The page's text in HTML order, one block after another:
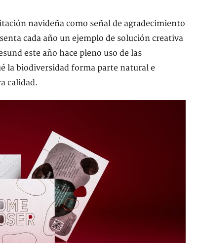
navideña como señal de agradecimiento
cada año un ejemplo de solución creativa
este año hace pleno uso de las
la biodiversidad forma parte natural e
calidad.